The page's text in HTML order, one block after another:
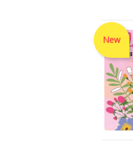
New